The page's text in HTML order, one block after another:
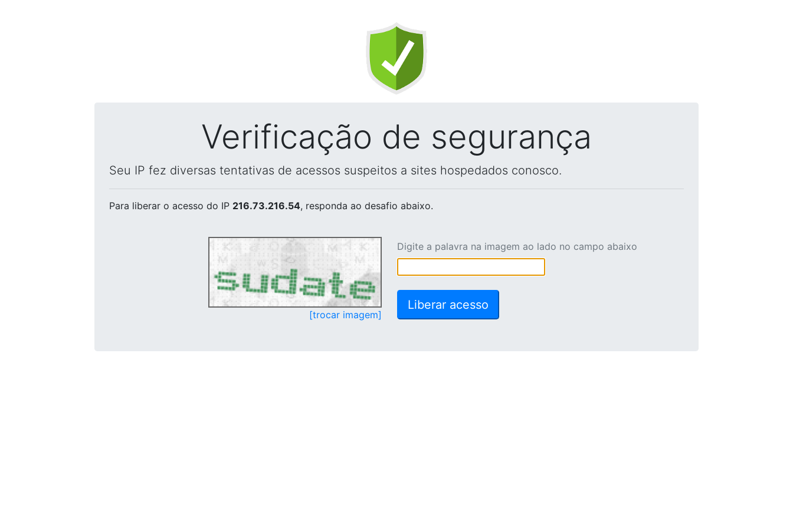
Verificação de segurança
Seu IP fez diversas tentativas de acessos suspeitos a sites hospedados conosco.
Para liberar o acesso do IP 216.73.216.54, responda ao desafio abaixo.
[trocar imagem]
Digite a palavra na imagem ao lado no campo abaixo